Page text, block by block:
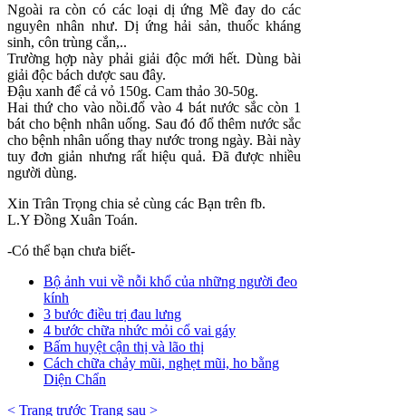
Ngoài ra còn có các loại dị ứng Mề đay do các
nguyên nhân như. Dị ứng hải sản, thuốc kháng
sinh, côn trùng cắn,..
Trường hợp này phải giải độc mới hết. Dùng bài
giải độc bách dược sau đây.
Đậu xanh để cả vỏ 150g. Cam thảo 30-50g.
Hai thứ cho vào nồi.đổ vào 4 bát nước sắc còn 1
bát cho bệnh nhân uống. Sau đó đổ thêm nước sắc
cho bệnh nhân uống thay nước trong ngày. Bài này
tuy đơn giản nhưng rất hiệu quả. Đã được nhiều
người dùng.
Xin Trân Trọng chia sẻ cùng các Bạn trên fb.
L.Y Đồng Xuân Toán.
-Có thể bạn chưa biết-
Bộ ảnh vui về nỗi khổ của những người đeo
kính
3 bước điều trị đau lưng
4 bước chữa nhức mỏi cổ vai gáy
Bấm huyệt cận thị và lão thị
Cách chữa chảy mũi, nghẹt mũi, ho bằng
Diện Chẩn
< Trang trước Trang sau >